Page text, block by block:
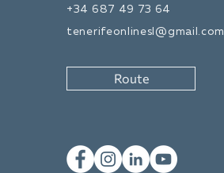
+34 687 49 73 64
tenerifeonlinesl@gmail.com
Route